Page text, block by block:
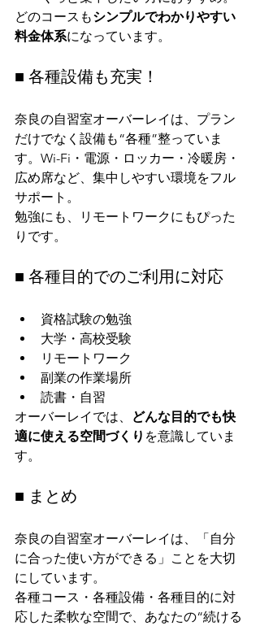
どのコースもシンプルでわかりやすい
料金体系になっています。
■ 各種設備も充実！
奈良の自習室オーバーレイは、プラン
だけでなく設備も“各種”整っていま
す。Wi-Fi・電源・ロッカー・冷暖房・
広め席など、集中しやすい環境をフル
サポート。
勉強にも、リモートワークにもぴった
りです。
■ 各種目的でのご利用に対応
資格試験の勉強
大学・高校受験
リモートワーク
副業の作業場所
読書・自習
オーバーレイでは、
どんな目的でも快
適に使える空間づくり を意識していま
す。
■ まとめ
奈良の自習室オーバーレイは、「自分
に合った使い方ができる」ことを大切
にしています。
各種コース・各種設備・各種目的に対
応した柔軟な空間で、あなたの“続ける